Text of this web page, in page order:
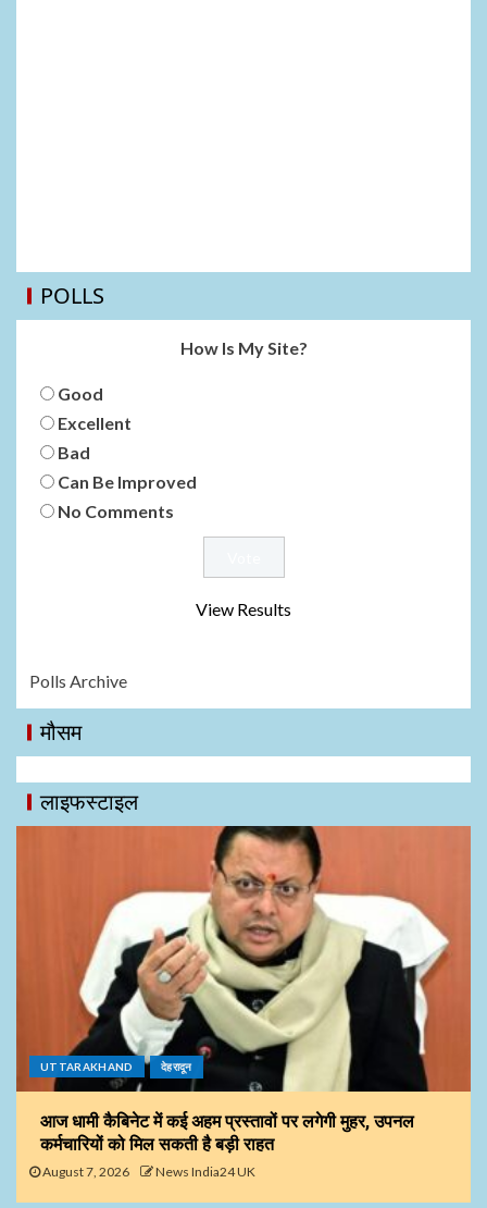
POLLS
How Is My Site?
Good
Excellent
Bad
Can Be Improved
No Comments
View Results
Polls Archive
मौसम
लाइफस्टाइल
UTTARAKHAND देहरादून
आज धामी कैबिनेट में कई अहम प्रस्तावों पर लगेगी मुहर, उपनल
कर्मचारियों को मिल सकती है बड़ी राहत
August 7, 2026 News India24 UK